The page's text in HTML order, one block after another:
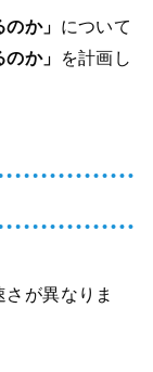
か」 について
か」
を計画し
が異なりま